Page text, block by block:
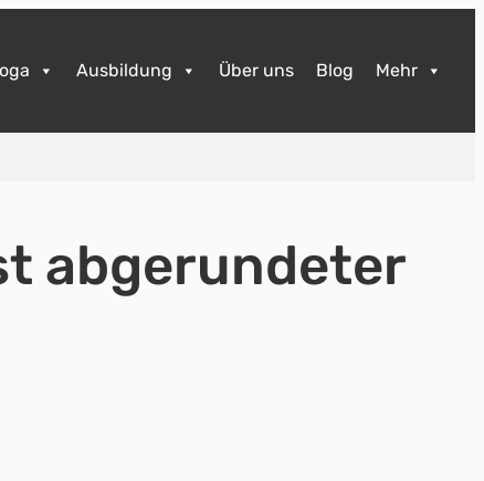
Ausbildung Über uns Blog Mehr
abgerundeter